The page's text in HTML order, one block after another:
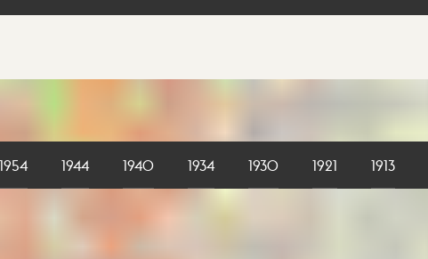
1954 1944 1940 1934 1930 1921 1913